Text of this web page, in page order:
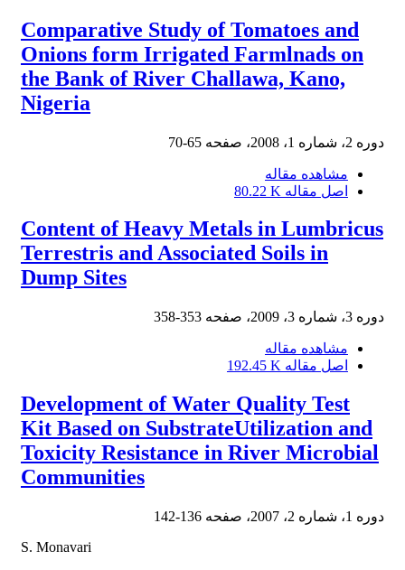
Comparative Study of Tomatoes and
Onions form Irrigated Farmlnads on
the Bank of River Challawa, Kano,
Nigeria
دوره 2، شماره 1، 2008، صفحه 65-70
مشاهده مقاله
اصل مقاله 80.22 K
Content of Heavy Metals in Lumbricus
Terrestris and Associated Soils in
Dump Sites
دوره 3، شماره 3، 2009، صفحه 353-358
مشاهده مقاله
اصل مقاله 192.45 K
Development of Water Quality Test
Kit Based on SubstrateUtilization and
Toxicity Resistance in River Microbial
Communities
دوره 1، شماره 2، 2007، صفحه
136-142
S. Monavari